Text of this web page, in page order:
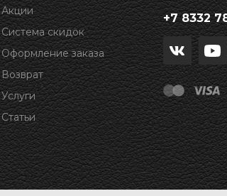
Акции
Система скидок
Оформление заказа
Возврат
Услуги
Статьи
+7 8332